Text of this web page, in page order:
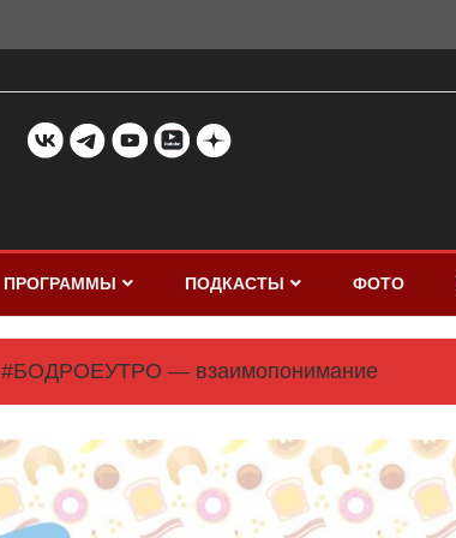
ПРОГРАММЫ ПОДКАСТЫ ФОТО
#БОДРОЕУТРО — взаимопонимание